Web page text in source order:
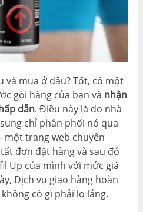
và mua ở đâu? Tốt, có một
gói hàng của bạn và nhận
dẫn. Điều này là do nhà
chỉ phân phối nó qua
một trang web chuyên
đơn đặt hàng và sau đó
Up của mình với mức giá
Dịch vụ giao hàng hoàn
có gì phải lo lắng.